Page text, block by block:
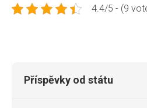
4.4/5 - (9
Příspěvky od státu